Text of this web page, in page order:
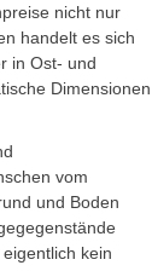
nicht nur
handelt es sich
in Ost- und
Dimensionen
vom
und Boden
kein